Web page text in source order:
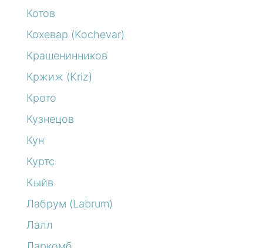
Котов
Кохевар (Kochevar)
Крашенинников
Кржиж (Kriz)
Крото
Кузнецов
Кун
Куртс
Кыйв
Лабрум (Labrum)
Лалл